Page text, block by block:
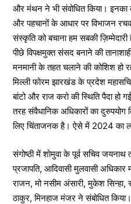
और मंथन ने भी संवोधित किया। इनका
और पहचानों के आधार पर विभाजन
संस्कृति को बचाना हम सबकी
पीछे विपक्षमुक्त संसद बनाने की
मनमानी के तहत चलाने की कोशिश हो
मिल्ली फोरम झारखंड के प्रदेश
बांटो और राज करो की स्थिति पैदा हो
तरह संवैधानिक अधिकारों का दुरुपयोग
लिए चिंताजनक है। ऐसे में 2024 का
संगोष्ठी में शोमुवा के पूर्व सचिव
प्रजापति, आदिवासी मुलवासी
राजन, मो नसीम अंसारी, मुकेश सिन्हा,
ठाकुर, मिनहाज मंजर ने संबोधित